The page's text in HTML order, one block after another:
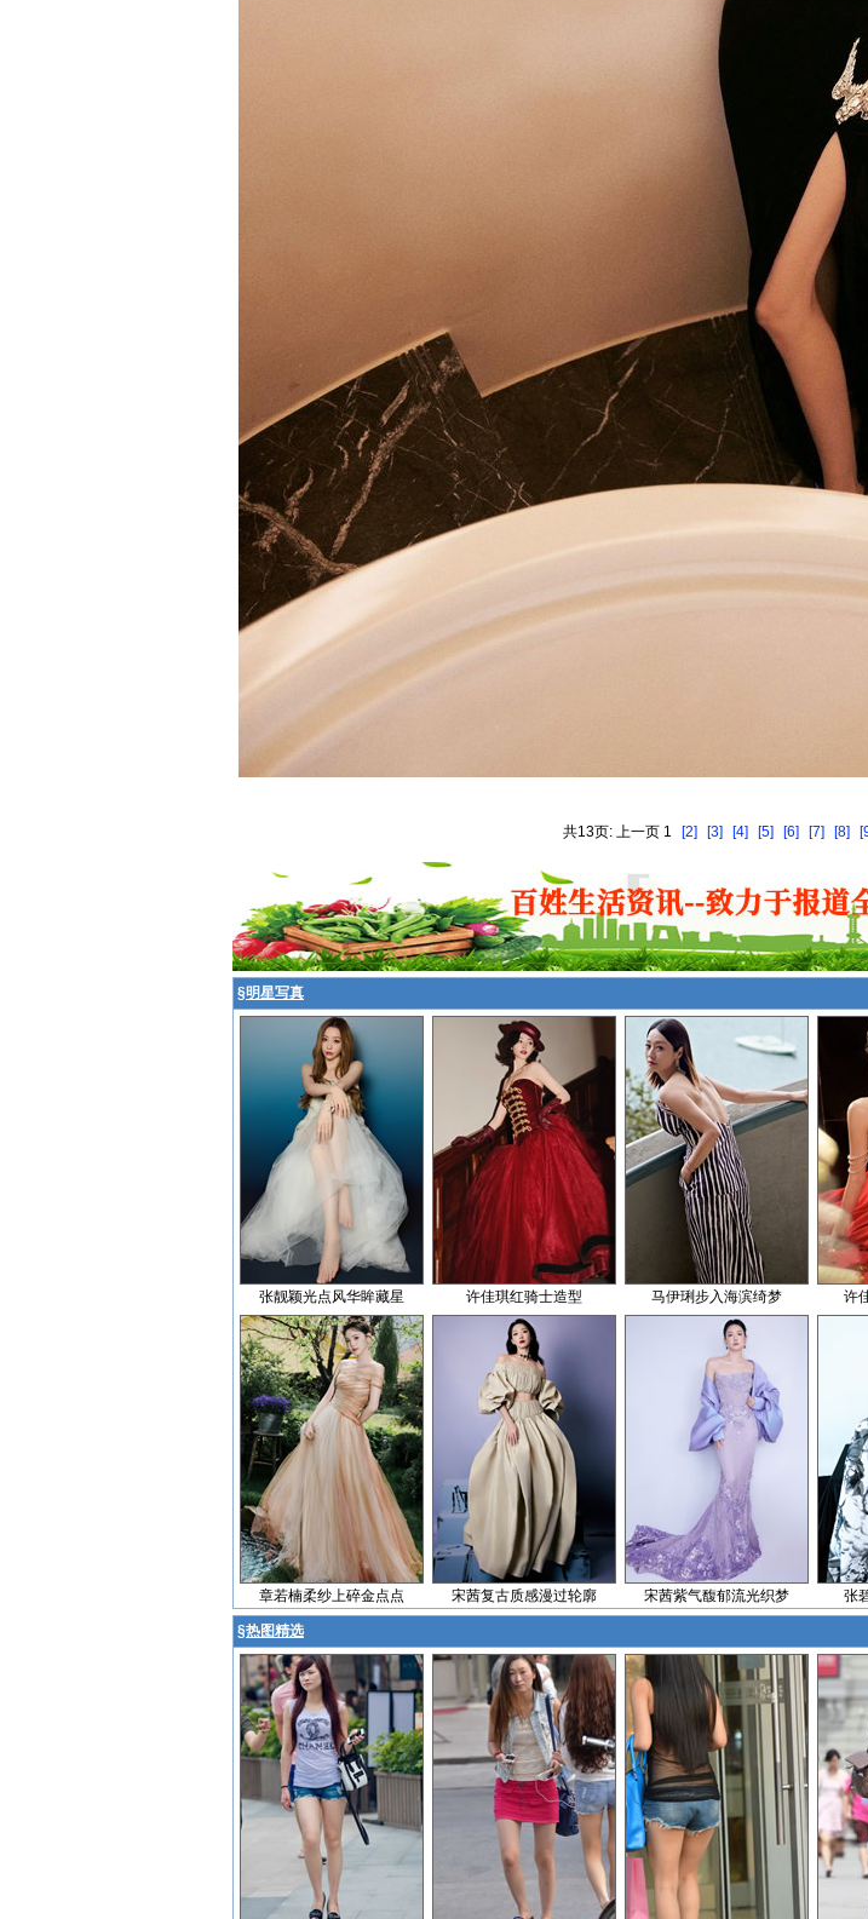
共13页: 上一页 1 [2] [3] [4] [5] [6] [7] [8]
§明星写真
张靓颖光点风华眸藏星 许佳琪红骑士造型 马伊琍步入海滨绮梦 许
章若楠柔纱上碎金点点 宋茜复古质感漫过轮廓 宋茜紫气馥郁流光织梦 张
§热图精选